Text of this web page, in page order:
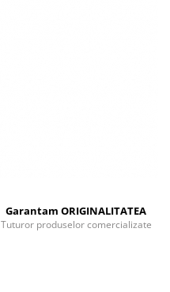
Garantam ORIGINALITATEA
Tuturor produselor comercializate